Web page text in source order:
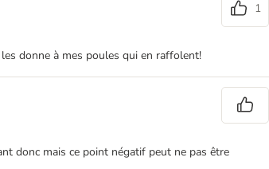
1
donne à mes poules qui en raffolent!
donc mais ce point négatif peut ne pas être